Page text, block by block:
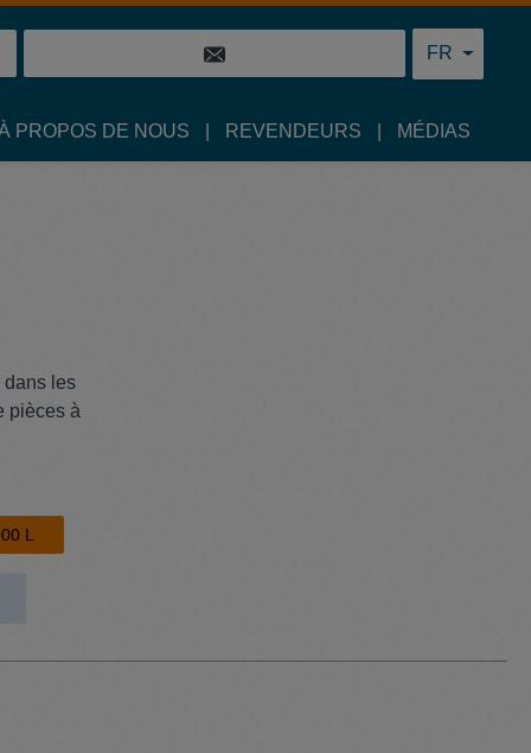
FR
PROPOS DE NOUS REVENDEURS MÉDIAS
dans les
pièces à
L